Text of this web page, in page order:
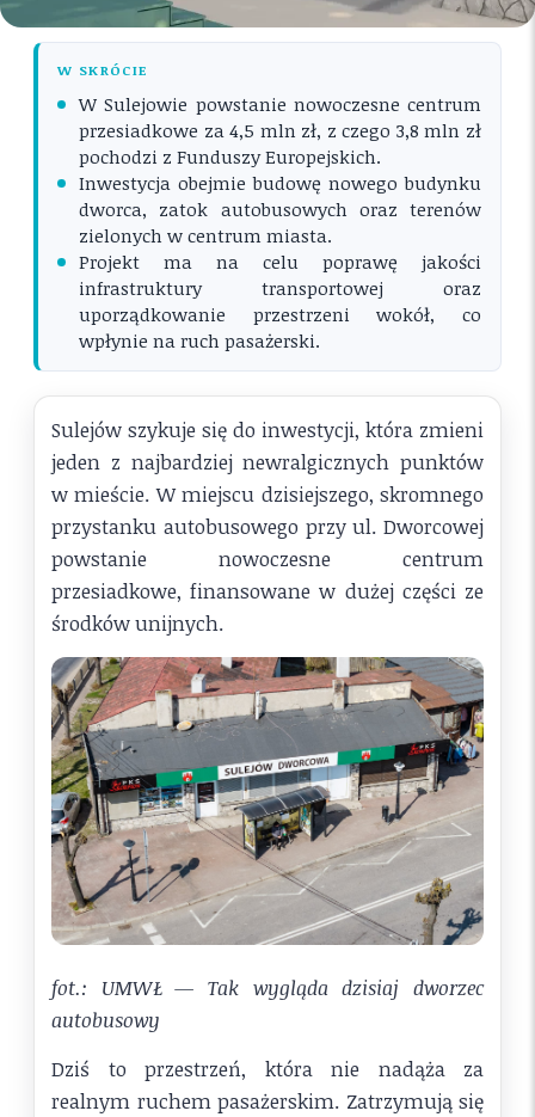
W SKRÓCIE
W Sulejowie powstanie nowoczesne centrum
przesiadkowe za 4,5 mln zł, z czego 3,8 mln zł
pochodzi z Funduszy Europejskich.
Inwestycja obejmie budowę nowego budynku
dworca, zatok autobusowych oraz terenów
zielonych w centrum miasta.
Projekt ma na celu poprawę jakości
infrastruktury transportowej oraz
uporządkowanie przestrzeni wokół, co
wpłynie na ruch pasażerski.
Sulejów szykuje się do inwestycji, która zmieni
jeden z najbardziej newralgicznych punktów
w mieście. W miejscu dzisiejszego, skromnego
przystanku autobusowego przy ul. Dworcowej
powstanie nowoczesne centrum
przesiadkowe, finansowane w dużej części ze
środków unijnych.
fot.: UMWŁ — Tak wygląda dzisiaj dworzec
autobusowy
Dziś to przestrzeń, która nie nadąża za
realnym ruchem pasażerskim. Zatrzymują się